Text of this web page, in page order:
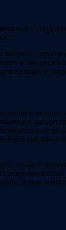
в
к
и
на пороге
или у
и на
будущие
не одно
Только